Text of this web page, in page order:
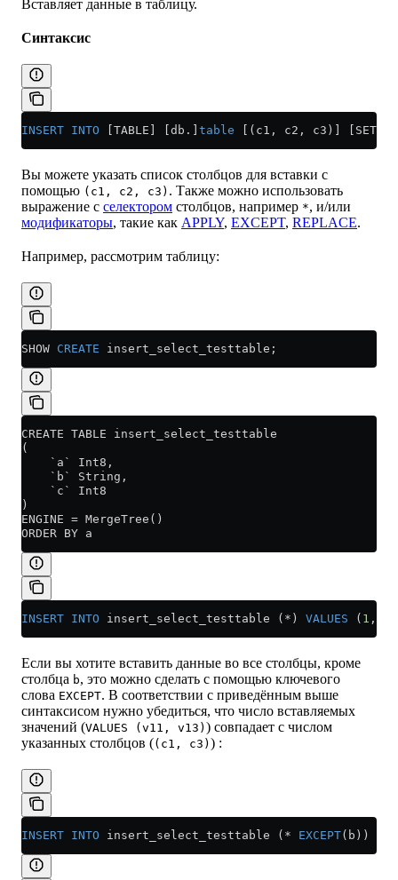
Вставляет данные в таблицу.
Синтаксис
INSERT INTO [TABLE] [db.] table [(c1, c2, c3)]
Вы можете указать список столбцов для вставки с
помощью (c1, c2, c3) . Также можно использовать
выражение с селектором столбцов, например *, и/или
модификаторы, такие как APPLY, EXCEPT, REPLACE.
Например, рассмотрим таблицу:
SHOW CREATE insert_select_testtable;
CREATE TABLE insert_select_testtable
(
    `a` Int8,
    `b` String,
    `c` Int8
)
ENGINE = MergeTree()
ORDER BY a
INSERT INTO insert_select_testtable ( * ) VALUES ( 1 ,
Если вы хотите вставить данные во все столбцы, кроме
столбца b, это можно сделать с помощью ключевого
слова EXCEPT. В соответствии с приведённым выше
синтаксисом нужно убедиться, что число вставляемых
значений (VALUES (v11, v13) ) совпадает с числом
указанных столбцов ((c1, c3) ) :
INSERT INTO insert_select_testtable ( * EXCEPT(b))